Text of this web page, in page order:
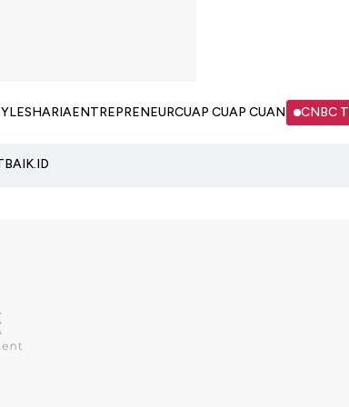
SHARIAENTREPRENEURCUAP CUAP CUAN CNBC